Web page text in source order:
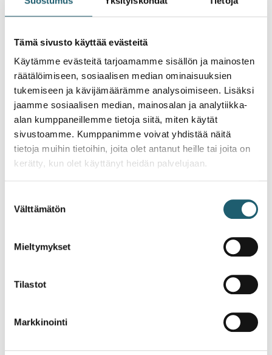
Tämä sivusto käyttää evästeitä
Käytämme evästeitä tarjoamamme sisällön ja mainosten
räätälöimiseen, sosiaalisen median ominaisuuksien
tukemiseen ja kävijämäärämme analysoimiseen. Lisäksi
jaamme sosiaalisen median, mainosalan ja analytiikka-
alan kumppaneillemme tietoja siitä, miten käytät
sivustoamme. Kumppanimme voivat yhdistää näitä
tietoja muihin tietoihin, joita olet antanut heille tai joita on
kerätty, kun olet käyttänyt heidän palvelujaan.
valinta
Välttämätön
Mieltymykset
Tilastot
Markkinointi
Comirnaty
(10 mikrog/annos), myyntilupa
myönnetty 2021
Comirnaty(30 mikrog/annos, injektioneste,
dispersio), myyntilupa myönnetty 2022
COVID-19 Vaccine Valneva, myyntilupa
myönnetty 2022
Comirnaty Original/Omicron BA.1
, myyntilupa
myönnetty 2022
Spikevax Bivalent Original/Omicron BA.1
myyntilupa myönnetty 2022
Comirnaty Original/Omicron BA.4-5(15/15
mikrog/annos), myyntilupa myönnetty 2022
myönnetty 2022
Spikevax Bivalent Original/Omicron BA.4-5,
Comirnaty Original/Omicron BA.4-5
mikrog/annos), myyntilupa myönnetty 2022
(3 mikrog/annos),
myyntilupa myönnetty 2023
Comirnaty Omicron XBB.1.5
(30 mikrog/annos),